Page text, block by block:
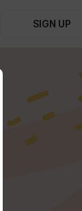
SIGN UP